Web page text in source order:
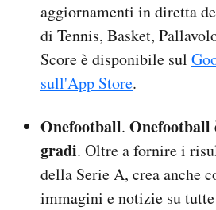
aggiornamenti in diretta
di Tennis, Basket,
Score è disponibile sul
sull'App Store.
Onefootball. Onefootball
gradi. Oltre a fornire i
della Serie A, crea anche
immagini e notizie su